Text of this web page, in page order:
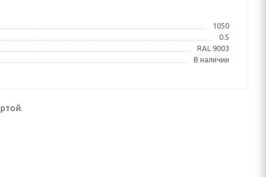
1050
0.5
RAL 9003
В наличии